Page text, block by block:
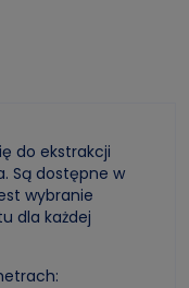
do ekstrakcji
Są dostępne w
wybranie
dla każdej